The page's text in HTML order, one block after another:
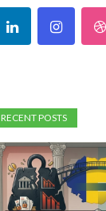
RECENT POSTS